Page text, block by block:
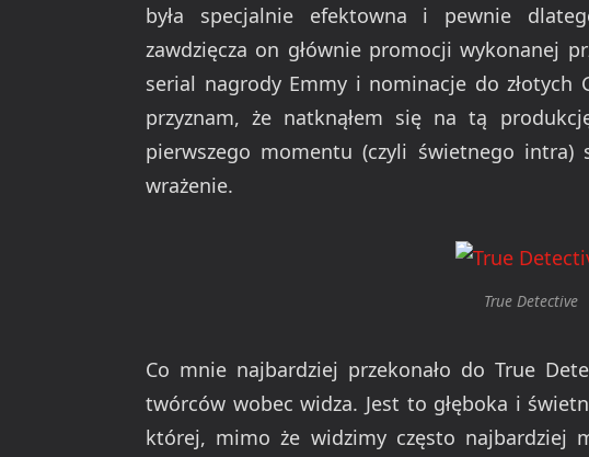
była specjalnie efektowna i pewnie
zawdzięcza on głównie promocji wykonanej
serial nagrody Emmy i nominacje do złotych
przyznam, że natknąłem się na tą
pierwszego momentu (czyli świetnego intra)
wrażenie.
True Detective
Co mnie najbardziej przekonało do True
twórców wobec widza. Jest to głęboka i
której, mimo że widzimy często najbardziej